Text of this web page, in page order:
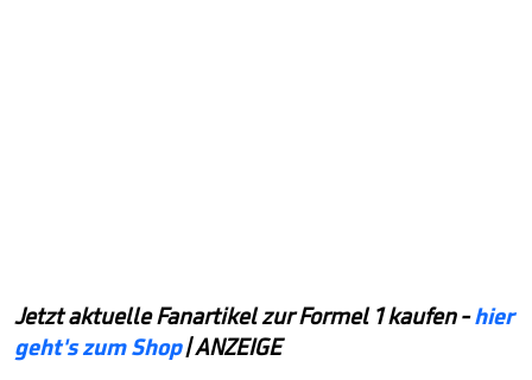
Jetzt aktuelle Fanartikel zur Formel 1 kaufen -hier
geht's zum Shop| ANZEIGE